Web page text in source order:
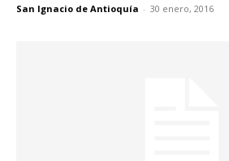
San Ignacio de Antioquía - 30 enero, 2016